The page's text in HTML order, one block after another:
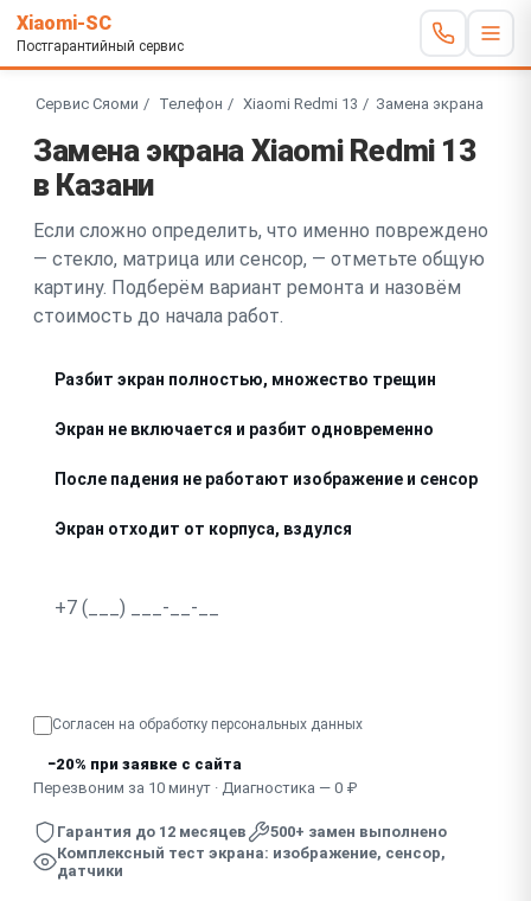
Xiaomi-SC
Постгарантийный сервис
Сервис Сяоми Телефон Xiaomi Redmi 13 Замена экрана
Замена экрана Xiaomi Redmi 13
в Казани
Если сложно определить, что именно повреждено
— стекло, матрица или сенсор, — отметьте общую
картину. Подберём вариант ремонта и назовём
стоимость до начала работ.
Разбит экран полностью, множество трещин
Экран не включается и разбит одновременно
После падения не работают изображение и сенсор
Экран отходит от корпуса, вздулся
Согласен на обработку персональных данных
−20% при заявке с сайта
Перезвоним за 10 минут · Диагностика — 0 ₽
Гарантия до 12 месяцев
500+ замен выполнено
Комплексный тест экрана: изображение, сенсор,
датчики